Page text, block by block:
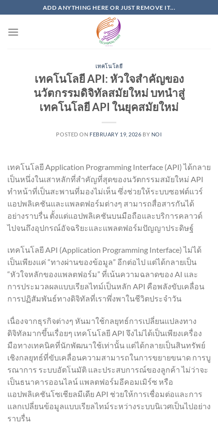
to
content
ADD ANYTHING HERE OR JUST REMOVE IT...
เทคโนโลยี
เทคโนโลยี API: หัวใจสำคัญของ
นวัตกรรมดิจิทัลสมัยใหม่ บทนำสู่
เทคโนโลยี API ในยุคสมัยใหม่
POSTED ON FEBRUARY 19, 2026 BY NOI
เทคโนโลยี Application Programming Interface (API) ได้กลาย
เป็นหนึ่งในเสาหลักที่สำคัญที่สุดของนวัตกรรมสมัยใหม่ API
ทำหน้าที่เป็นสะพานที่มองไม่เห็น ซึ่งช่วยให้ระบบซอฟต์แวร์
แอปพลิเคชันและแพลตฟอร์มต่างๆ สามารถสื่อสารกันได้
อย่างราบรื่น ตั้งแต่แอปพลิเคชันบนมือถือและบริการคลาวด์
ไปจนถึงอุปกรณ์อัจฉริยะและแพลตฟอร์มปัญญาประดิษฐ์
เทคโนโลยี API (Application Programming Interface) ไม่ได้
เป็นเพียงแค่ “ทางผ่านของข้อมูล” อีกต่อไป แต่ได้กลายเป็น
“หัวใจหลักของแพลตฟอร์ม” ที่เน้นความฉลาดของ AI และ
การประมวลผลแบบเรียลไทม์เป็นหลัก API คือพลังขับเคลื่อน
การปฏิสัมพันธ์ทางดิจิทัลที่เราพึ่งพาในชีวิตประจำวัน
เนื่องจากธุรกิจต่างๆ หันมาใช้กลยุทธ์การเปลี่ยนแปลงทาง
ดิจิทัลมากขึ้นเรื่อยๆ เทคโนโลยี API จึงไม่ได้เป็นเพียงเครื่อง
มือทางเทคนิคที่นักพัฒนาใช้เท่านั้น แต่ได้กลายเป็นสินทรัพย์
เชิงกลยุทธ์ที่ขับเคลื่อนความสามารถในการขยายขนาด การบู
รณาการ ระบบอัตโนมัติ และประสบการณ์ของลูกค้า ไม่ว่าจะ
เป็นธนาคารออนไลน์ แพลตฟอร์มอีคอมเมิร์ซ หรือ
แอปพลิเคชันโซเชียลมีเดีย API ช่วยให้การเชื่อมต่อและการ
แลกเปลี่ยนข้อมูลแบบเรียลไทม์ระหว่างระบบนิเวศเป็นไปอย่าง
ราบรื่น